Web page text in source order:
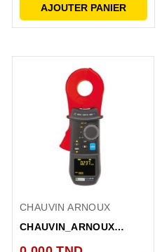
AJOUTER PANIER
CHAUVIN ARNOUX
CHAUVIN_ARNOUX